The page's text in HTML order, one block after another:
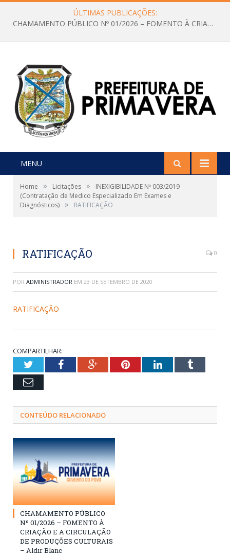
ÚLTIMAS PUBLICAÇÕES:
CHAMAMENTO PÚBLICO Nº 01/2026 – FOMENTO À CRIAÇÃO E A CIRCULAÇÃO DE PRODUÇÕES CULTURAIS – Aldir Blanc
MENU
Home » Licitações »
INEXIGIBILIDADE Nº 003/2019
(Contratação de Medico Especializado Em Exames e
Diagnósticos) » RATIFICAÇÃO
RATIFICAÇÃO 0
POR ADMINISTRADOR EM 23 DE SETEMBRO DE 2020
RATIFICAÇÃO
COMPARTILHAR:
TwitterFacebookGoogle+PinterestLinkedInTumblr
Email
CONTEÚDO RELACIONADO
CHAMAMENTO PÚBLICO
Nº 01/2026 – FOMENTO À
CRIAÇÃO E A CIRCULAÇÃO
DE PRODUÇÕES CULTURAIS
– Aldir Blanc